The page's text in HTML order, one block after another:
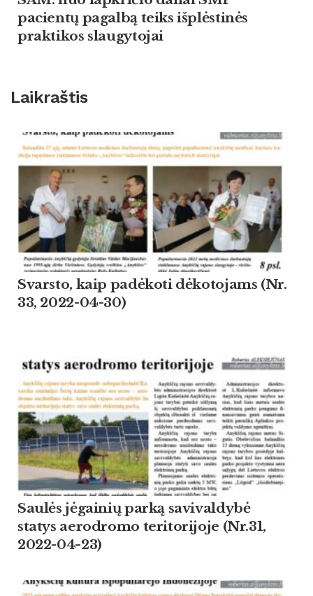
pacientų pagalbą teiks išplėstinės
praktikos slaugytojai
Laikraštis
Svarsto, kaip padėkoti dėkotojams (Nr.
33, 2022-04-30)
Saulės jėgainių parką savivaldybė
statys aerodromo teritorijoje (Nr.31,
2022-04-23)